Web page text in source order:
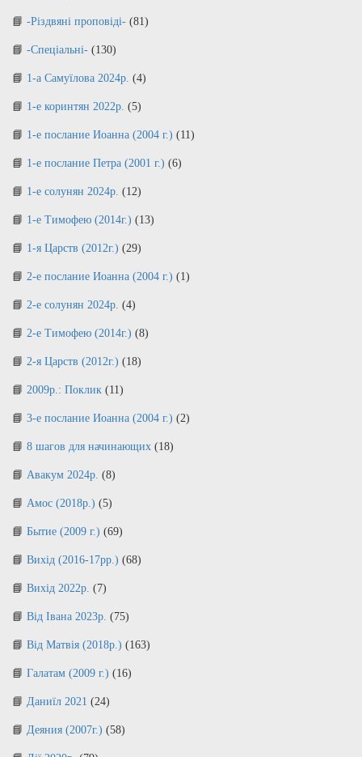
-Різдвяні проповіді- (81)
-Спеціальні- (130)
1-а Самуїлова 2024р. (4)
1-е коринтян 2022р. (5)
1-е послание Иоанна (2004 г.) (11)
1-е послание Петра (2001 г.) (6)
1-е солунян 2024р. (12)
1-е Тимофею (2014г.) (13)
1-я Царств (2012г.) (29)
2-е послание Иоанна (2004 г.) (1)
2-е солунян 2024р. (4)
2-е Тимофею (2014г.) (8)
2-я Царств (2012г.) (18)
2009р.: Поклик (11)
3-е послание Иоанна (2004 г.) (2)
8 шагов для начинающих (18)
Авакум 2024р. (8)
Амос (2018р.) (5)
Бытие (2009 г.) (69)
Вихід (2016-17рр.) (68)
Вихід 2022р. (7)
Від Івана 2023р. (75)
Від Матвія (2018р.) (163)
Галатам (2009 г.) (16)
Даниїл 2021 (24)
Деяния (2007г.) (58)